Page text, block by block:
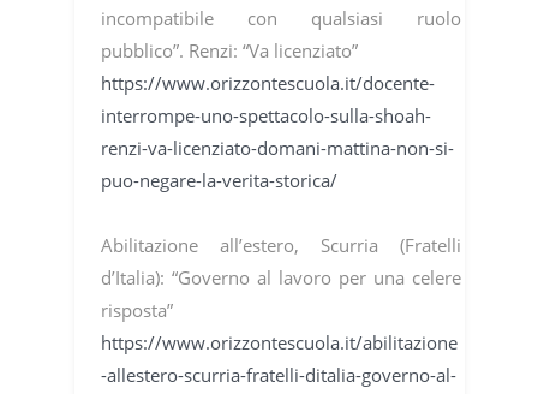
incompatibile con qualsiasi ruolo
pubblico”. Renzi: “Va licenziato”
https://www.orizzontescuola.it/docente-
interrompe-uno-spettacolo-sulla-shoah-
renzi-va-licenziato-domani-mattina-non-si-
puo-negare-la-verita-storica/
Abilitazione all’estero, Scurria (Fratelli
d’Italia): “Governo al lavoro per una celere
risposta”
https://www.orizzontescuola.it/abilitazione
-allestero-scurria-fratelli-ditalia-governo-al-